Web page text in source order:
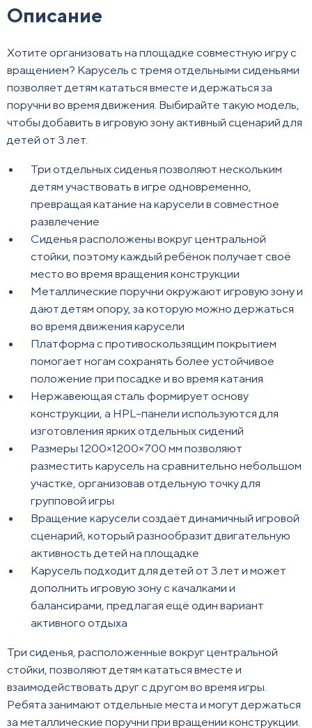
Описание
Хотите организовать на площадке совместную игру с
вращением? Карусель с тремя отдельными сиденьями
позволяет детям кататься вместе и держаться за
поручни во время движения. Выбирайте такую модель,
чтобы добавить в игровую зону активный сценарий для
детей от 3 лет.
Три отдельных сиденья позволяют нескольким
детям участвовать в игре одновременно,
превращая катание на карусели в совместное
развлечение
Сиденья расположены вокруг центральной
стойки, поэтому каждый ребёнок получает своё
место во время вращения конструкции
Металлические поручни окружают игровую зону и
дают детям опору, за которую можно держаться
во время движения карусели
Платформа с противоскользящим покрытием
помогает ногам сохранять более устойчивое
положение при посадке и во время катания
Нержавеющая сталь формирует основу
конструкции, а HPL-панели используются для
изготовления ярких отдельных сидений
Размеры 1200×1200×700 мм позволяют
разместить карусель на сравнительно небольшом
участке, организовав отдельную точку для
групповой игры
Вращение карусели создаёт динамичный игровой
сценарий, который разнообразит двигательную
активность детей на площадке
Карусель подходит для детей от 3 лет и может
дополнить игровую зону с качалками и
балансирами, предлагая ещё один вариант
активного отдыха
Три сиденья, расположенные вокруг центральной
стойки, позволяют детям кататься вместе и
взаимодействовать друг с другом во время игры.
Ребята занимают отдельные места и могут держаться
за металлические поручни при вращении конструкции.